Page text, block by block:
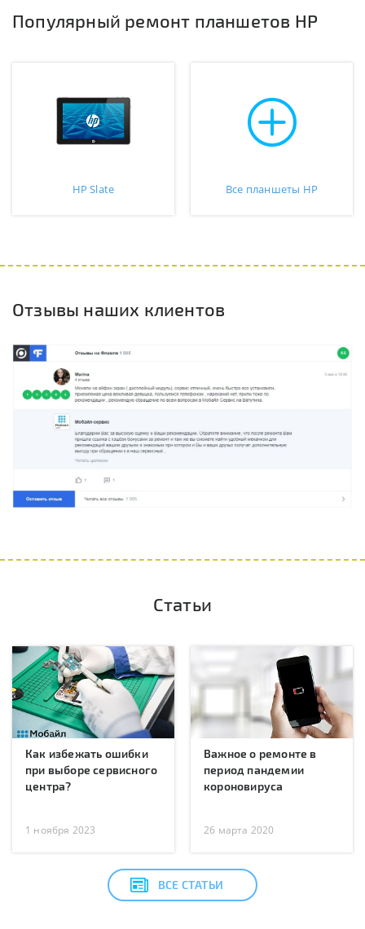
Популярный ремонт планшетов HP
HP Slate Все планшеты HP
Отзывы наших клиентов
Статьи
Как избежать ошибки
при выборе сервисного
центра?
1 ноября 2023
Важное о ремонте в
период пандемии
короновируса
26 марта 2020
ВСЕ СТАТЬИ